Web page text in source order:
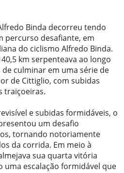
Binda decorreu tendo
percurso desafiante, em
do ciclismo Alfredo Binda.
km serpenteava ao longo
culminar em uma série de
de Cittiglio, com subidas
traiçoeiras.
e subidas formidáveis, o
um desafio
tornando notoriamente
da corrida. Em meio à
sua quarta vitória
uma escalação formidável que